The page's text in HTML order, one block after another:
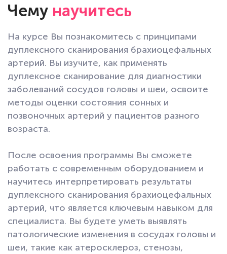
Чему научитесь
На курсе Вы познакомитесь с принципами
дуплексного сканирования брахиоцефальных
артерий. Вы изучите, как применять
дуплексное сканирование для диагностики
заболеваний сосудов головы и шеи, освоите
методы оценки состояния сонных и
позвоночных артерий у пациентов разного
возраста.
После освоения программы Вы сможете
работать с современным оборудованием и
научитесь интерпретировать результаты
дуплексного сканирования брахиоцефальных
артерий, что является ключевым навыком для
специалиста. Вы будете уметь выявлять
патологические изменения в сосудах головы и
шеи, такие как атеросклероз, стенозы,